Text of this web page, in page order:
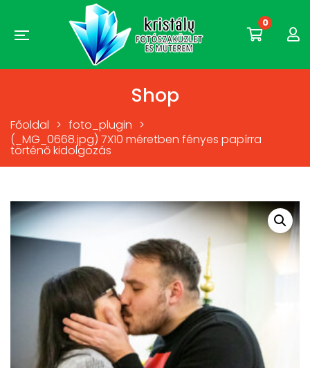
0
Shop
Főoldal > foto_plugin >
(_MG_0668.jpg) 7X10 méretben fényes papírra
történő kidolgozás